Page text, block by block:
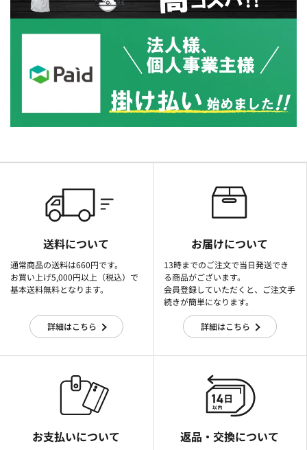
送料について
通常商品の送料は660円です。
お買い上げ5,000円以上（税込）で
基本送料無料となります。
詳細はこちら
お届けについて
13時までのご注文で当日発送でき
る商品がございます。
会員登録していただくと、ご注文手
続きが簡単になります。
詳細はこちら
お支払いについて 返品・交換について